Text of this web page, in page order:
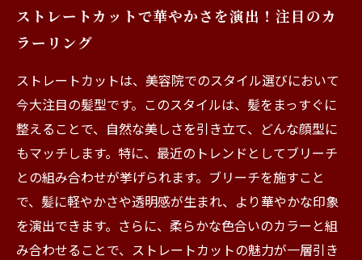
ストレートカットで華やかさを演出！注目のカ
ラーリング
ストレートカットは、美容院でのスタイル選びにおいて
今大注目の髪型です。このスタイルは、髪をまっすぐに
整えることで、自然な美しさを引き立て、どんな顔型に
もマッチします。特に、最近のトレンドとしてブリーチ
との組み合わせが挙げられます。ブリーチを施すこと
で、髪に軽やかさや透明感が生まれ、より華やかな印象
を演出できます。さらに、柔らかな色合いのカラーと組
み合わせることで、ストレートカットの魅力が一層引き